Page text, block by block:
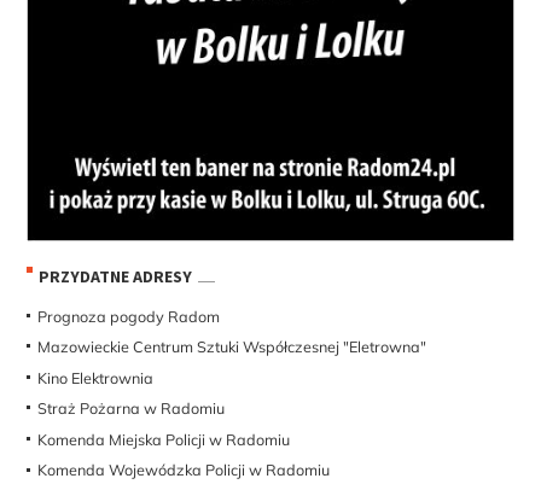
PRZYDATNE ADRESY
Prognoza pogody Radom
Mazowieckie Centrum Sztuki Współczesnej "Eletrowna"
Kino Elektrownia
Straż Pożarna w Radomiu
Komenda Miejska Policji w Radomiu
Komenda Wojewódzka Policji w Radomiu